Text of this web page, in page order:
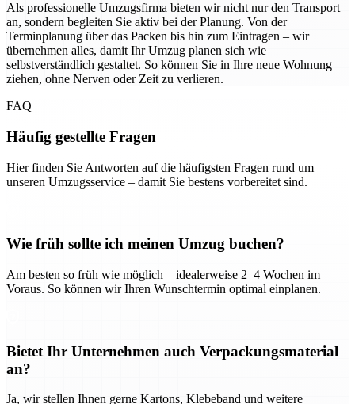
Als professionelle Umzugsfirma bieten wir nicht nur den Transport
an, sondern begleiten Sie aktiv bei der Planung. Von der
Terminplanung über das Packen bis hin zum Eintragen – wir
übernehmen alles, damit Ihr Umzug planen sich wie
selbstverständlich gestaltet. So können Sie in Ihre neue Wohnung
ziehen, ohne Nerven oder Zeit zu verlieren.
FAQ
Häufig gestellte Fragen
Hier finden Sie Antworten auf die häufigsten Fragen rund um
unseren Umzugsservice – damit Sie bestens vorbereitet sind.
Wie früh sollte ich meinen Umzug buchen?
Am besten so früh wie möglich – idealerweise 2–4 Wochen im
Voraus. So können wir Ihren Wunschtermin optimal einplanen.
Bietet Ihr Unternehmen auch Verpackungsmaterial
an?
Ja, wir stellen Ihnen gerne Kartons, Klebeband und weitere